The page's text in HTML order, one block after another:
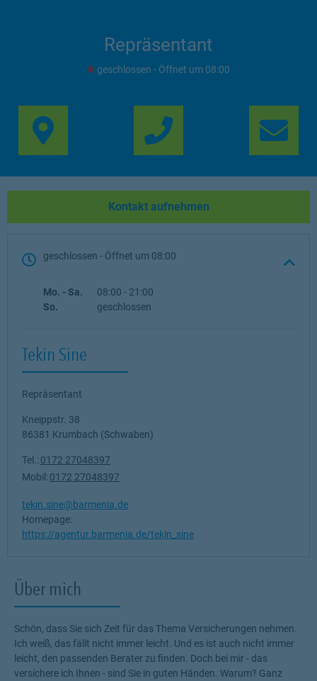
Repräsentant
geschlossen - Öffnet um 08:00
Link Opens in New
Über mich
Schön, dass Sie sich Zeit für das Thema Versicherungen nehmen.
Ich weiß, das fällt nicht immer leicht. Und es ist auch nicht immer
leicht, den passenden Berater zu finden. Doch bei mir - das
versichere ich Ihnen - sind Sie in guten Händen. Warum? Ganz
Kontakt aufnehmen
geschlossen - Öffnet um 08:00
Wochentag Öffnungszeiten
Mo. - Sa. 08:00 - 21:00
So.
geschlossen
Tekin Sine
Repräsentant
Kneippstr. 38
86381 Krumbach (Schwaben)
Tel.: 0172 27048397
Mobil: 0172 27048397
tekin.sine@barmenia.de
Homepage:
https://agentur.barmenia.de/tekin_sine